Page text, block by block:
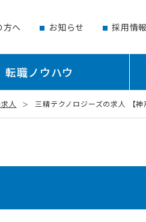
方へ お知らせ 採用情報
転職ノウハウ
人 三精テクノロジーズの求人 【